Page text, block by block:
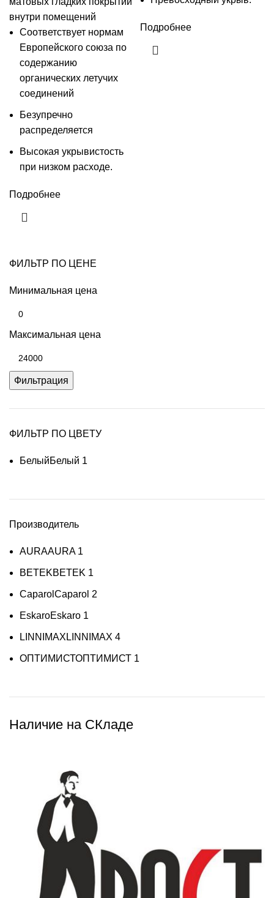
ФИЛЬТР ПО ЦЕНЕ
Минимальная цена
Максимальная цена
Фильтрация
ФИЛЬТР ПО ЦВЕТУ
БелыйБелый 1
Производитель
AURAAURA 1
BETEKBETEK 1
Caparol Caparol 2
EskaroEskaro 1
LINNIMAX LINNIMAX 4
ОПТИМИСТОПТИМИСТ 1
Наличие на СКладе
внутри помещений
Соответствует нормам
Европейского союза по
содержанию
органических летучих
соединений
Безупречно
распределяется
Высокая укрывистость
при низком расходе.
Подробнее
Подробнее